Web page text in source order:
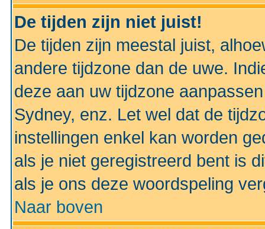
De tijden zijn niet juist!
De tijden zijn meestal juist,
andere tijdzone dan de uwe.
deze aan uw tijdzone
Sydney, enz. Let wel dat de
instellingen enkel kan worden
als je niet geregistreerd bent is
als je ons deze woordspeling
Naar boven